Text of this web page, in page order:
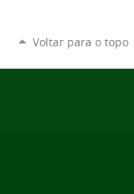
Voltar para o topo